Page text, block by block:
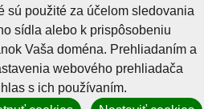
Ochrana osobných údajov
Vyhlásenie o prístupnosti
Správca obsahu
GenerujeCMS BUXUS
sú použité za účelom sledovania
sídla alebo k prispôsobeniu
Vaša doména. Prehliadaním a
webového prehliadača
s ich používaním.